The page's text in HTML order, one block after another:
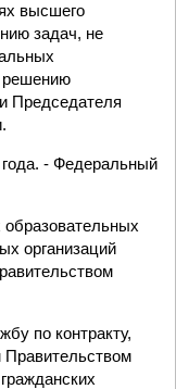
высшего
задач, не
решению
Председателя
- Федеральный
организаций
по контракту,